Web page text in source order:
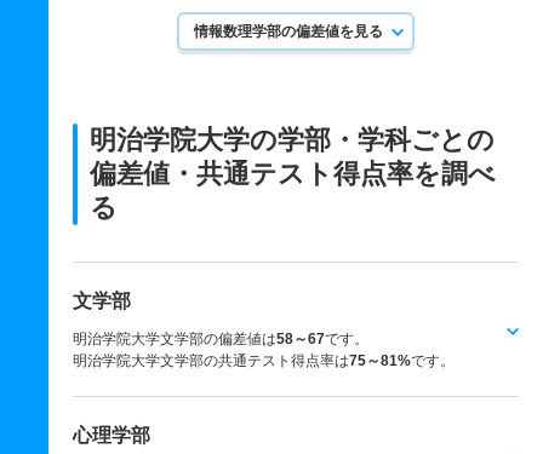
情報数理学部の偏差値を見る
明治学院大学の学部・学科ごとの
偏差値・共通テスト得点率を調べ
る
文学部
明治学院大学文学部の偏差値は58～67です。
明治学院大学文学部の共通テスト得点率は75～81%です。
心理学部